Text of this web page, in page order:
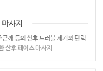
사지
근깨 등의 산후트러블 제거와 탄력
산후 페이스 마사지